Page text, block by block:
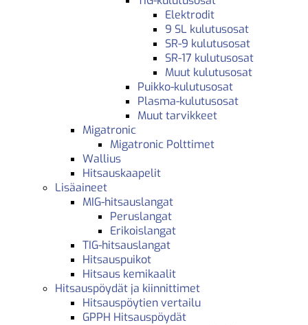
Elektrodit
9 SL kulutusosat
SR-9 kulutusosat
SR-17 kulutusosat
Muut kulutusosat
Puikko-kulutusosat
Plasma-kulutusosat
Muut tarvikkeet
Migatronic
Migatronic Polttimet
Wallius
Hitsauskaapelit
Lisäaineet
MIG-hitsauslangat
Peruslangat
Erikoislangat
TIG-hitsauslangat
Hitsauspuikot
Hitsaus kemikaalit
Hitsauspöydät ja kiinnittimet
Hitsauspöytien vertailu
GPPH Hitsauspöydät